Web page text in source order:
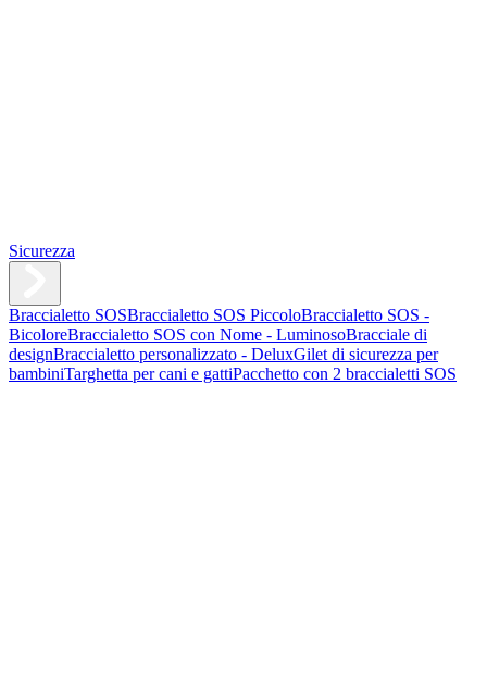
Sicurezza
Braccialetto SOSBraccialetto SOS PiccoloBraccialetto SOS -
BicoloreBraccialetto SOS con Nome - LuminosoBracciale di
designBraccialetto personalizzato - DeluxGilet di sicurezza per
bambiniTarghetta per cani e gattiPacchetto con 2 braccialetti SOS